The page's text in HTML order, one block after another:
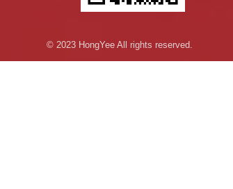
© 2023 HongYee All rights reserved.